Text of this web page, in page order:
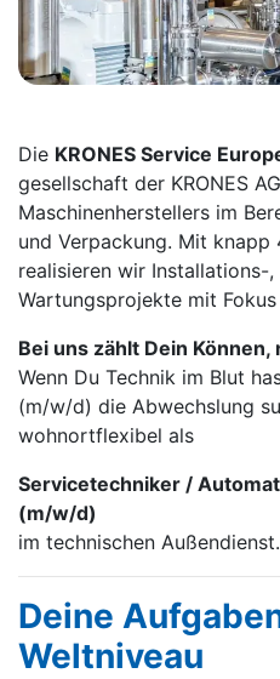
Die KRONES Service
gesellschaft der KRONES
Maschinen­herstellers im
und Verpackung. Mit
realisieren wir Installations-
Wartungs­projekte mit
Bei uns zählt Dein
Wenn Du Technik im Blut
(m/w/d) die Abwechslung
wohnortflexibel als
Servicetechniker /
(m/w/d)
im technischen Außendienst.
Deine
Weltniveau